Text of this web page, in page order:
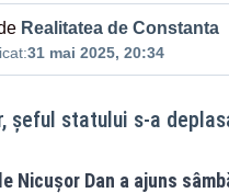
Realitatea de Constanta
31 mai 2025, 20:34
șeful statului s-a
Nicușor Dan a ajuns